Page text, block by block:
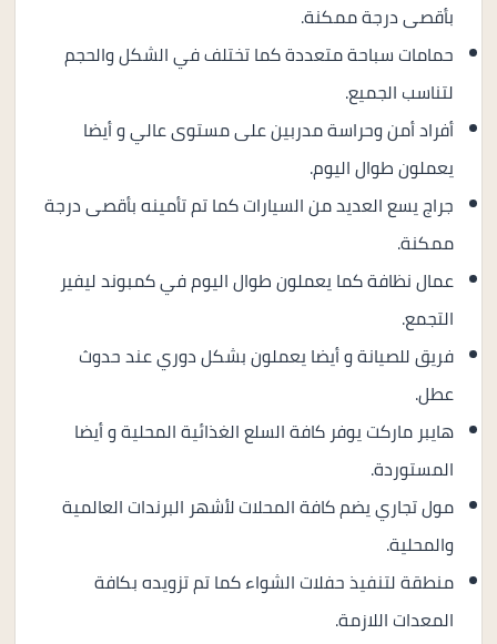
بأقصى درجة ممكنة.
حمامات سباحة متعددة كما تختلف في الشكل والحجم
لتناسب الجميع.
أفراد أمن وحراسة مدربين على مستوى عالي و أيضا
يعملون طوال اليوم.
جراج يسع العديد من السيارات كما تم تأمينه بأقصى درجة
ممكنة.
عمال نظافة كما يعملون طوال اليوم في كمبوند ليفير
التجمع.
فريق للصيانة و أيضا يعملون بشكل دوري عند حدوث
عطل.
هايبر ماركت يوفر كافة السلع الغذائية المحلية و أيضا
المستوردة.
مول تجاري يضم كافة المحلات لأشهر البرندات العالمية
والمحلية.
منطقة لتنفيذ حفلات الشواء كما تم تزويده بكافة
المعدات اللازمة.